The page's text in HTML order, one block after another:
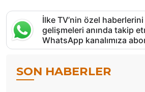
İlke TV’nin özel
gelişmeleri anında takip
WhatsApp kanalımıza
SON HABERLER